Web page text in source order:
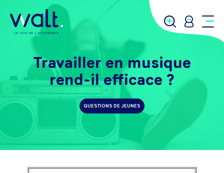
Travailler en musique
rend-il efficace ?
QUESTIONS DE JEUNES